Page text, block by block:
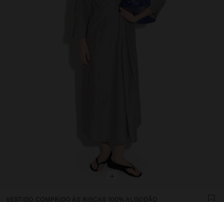
+
VESTIDO COMPRIDO ÀS RISCAS 100% ALGODÃO